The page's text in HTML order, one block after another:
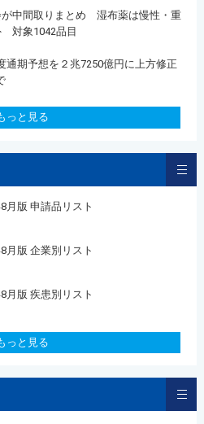
が中間取りまとめ 湿布薬は慢性・重
対象1042品目
期予想を２兆7250億円に上方修正
っと見る
月版 申請品リスト
月版 企業別リスト
月版 疾患別リスト
っと見る